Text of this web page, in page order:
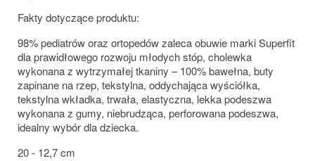
Fakty dotyczące produktu:
98% pediatrów oraz ortopedów zaleca obuwie marki Superfit
dla prawidłowego rozwoju młodych stóp, cholewka
wykonana z wytrzymałej tkaniny – 100% bawełna, buty
zapinane na rzep, tekstylna, oddychająca wyściółka,
tekstylna wkładka, trwała, elastyczna, lekka podeszwa
wykonana z gumy, niebrudząca, perforowana podeszwa,
idealny wybór dla dziecka.
20 - 12,7 cm